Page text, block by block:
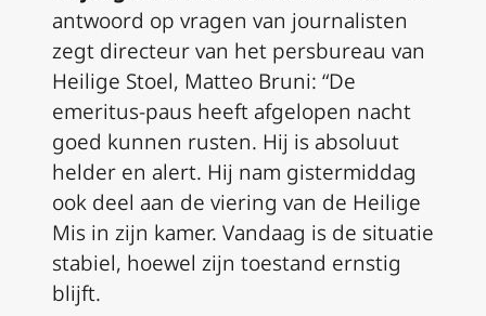
antwoord op vragen van journalisten
zegt directeur van het persbureau van
Heilige Stoel, Matteo Bruni: “De
emeritus-paus heeft afgelopen nacht
goed kunnen rusten. Hij is absoluut
helder en alert. Hij nam gistermiddag
ook deel aan de viering van de Heilige
Mis in zijn kamer. Vandaag is de situatie
stabiel, hoewel zijn toestand ernstig
blijft.